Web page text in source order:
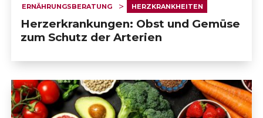
ERNÄHRUNGSBERATUNG HERZKRANKHEITEN
Herzerkrankungen: Obst und Gemüse
zum Schutz der Arterien